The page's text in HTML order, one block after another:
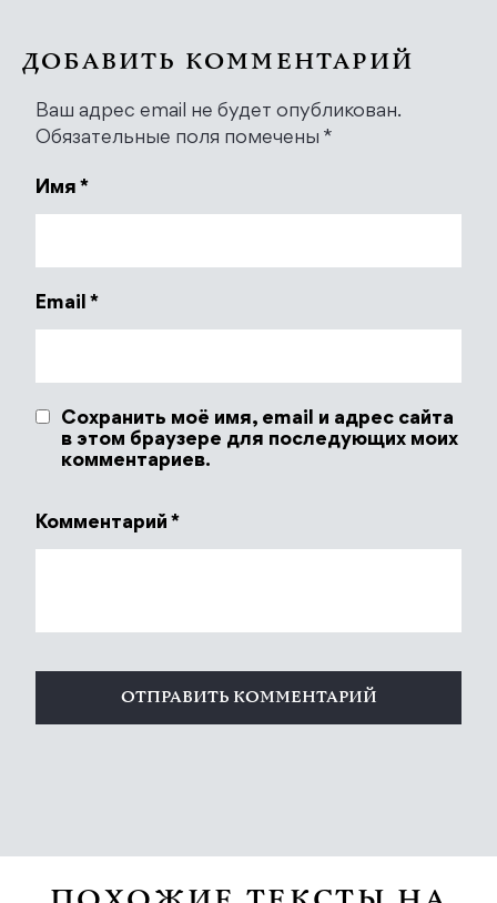
ДОБАВИТЬ КОММЕНТАРИЙ
Ваш адрес email не будет опубликован.
Обязательные поля помечены *
Имя *
Email *
Сохранить моё имя, email и адрес сайта
в этом браузере для последующих моих
комментариев.
Комментарий *